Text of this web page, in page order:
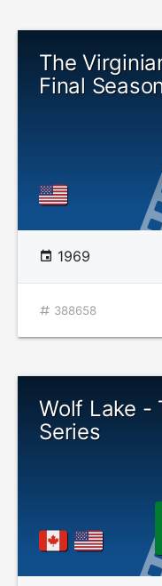
The
Final
1969
388658
Wolf Lake -
Series